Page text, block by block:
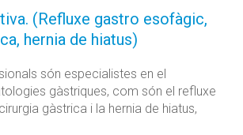
(Refluxe gastro esofàgic,
hernia de hiatus)
són especialistes en el
gàstriques, com són el refluxe
gàstrica i la hernia de hiatus,